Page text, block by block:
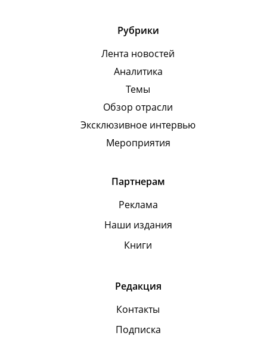
Рубрики
Лента новостей
Аналитика
Темы
Обзор отрасли
Эксклюзивное интервью
Мероприятия
Партнерам
Реклама
Наши издания
Книги
Редакция
Контакты
Подписка